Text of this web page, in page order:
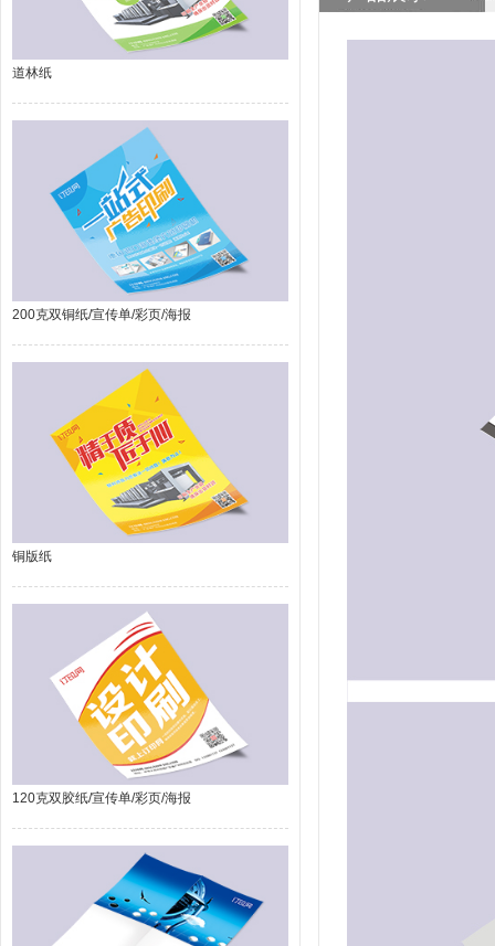
道林纸
200克双铜纸/宣传单/彩页/海报
铜版纸
120克双胶纸/宣传单/彩页/海报